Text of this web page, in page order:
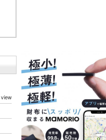
view